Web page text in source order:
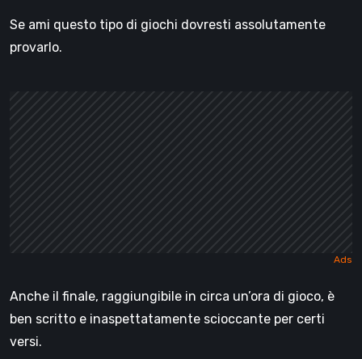
Se ami questo tipo di giochi dovresti assolutamente
provarlo.
Anche il finale, raggiungibile in circa un’ora di gioco, è
ben scritto e inaspettatamente scioccante per certi
versi.